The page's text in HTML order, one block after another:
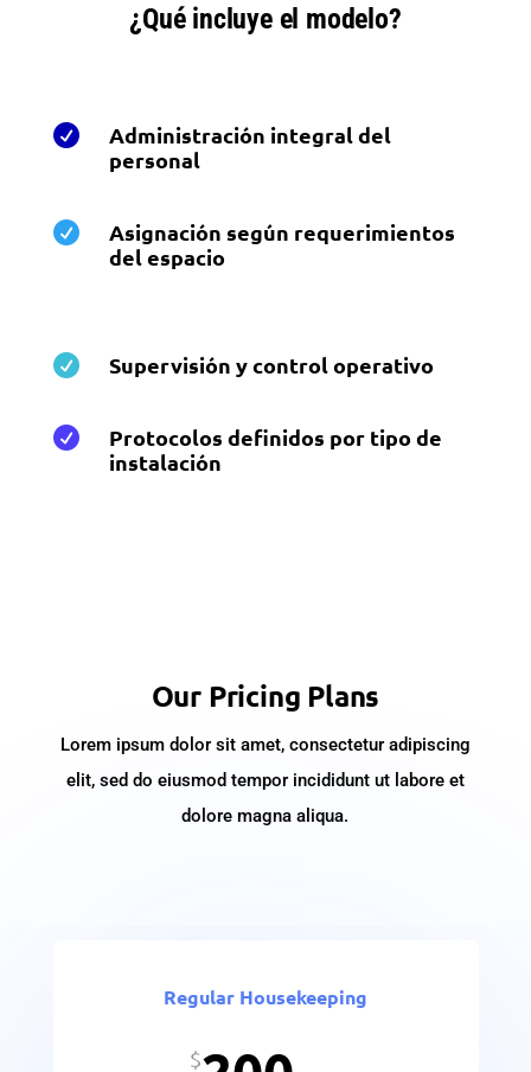
¿Qué incluye el modelo?

Administración integral del
personal

Asignación según requerimientos
del espacio
 Supervisión y control operativo

Protocolos definidos por tipo de
instalación
Our Pricing Plans
Lorem ipsum dolor sit amet, consectetur adipiscing
elit, sed do eiusmod tempor incididunt ut labore et
dolore magna aliqua.
Regular Housekeeping
$